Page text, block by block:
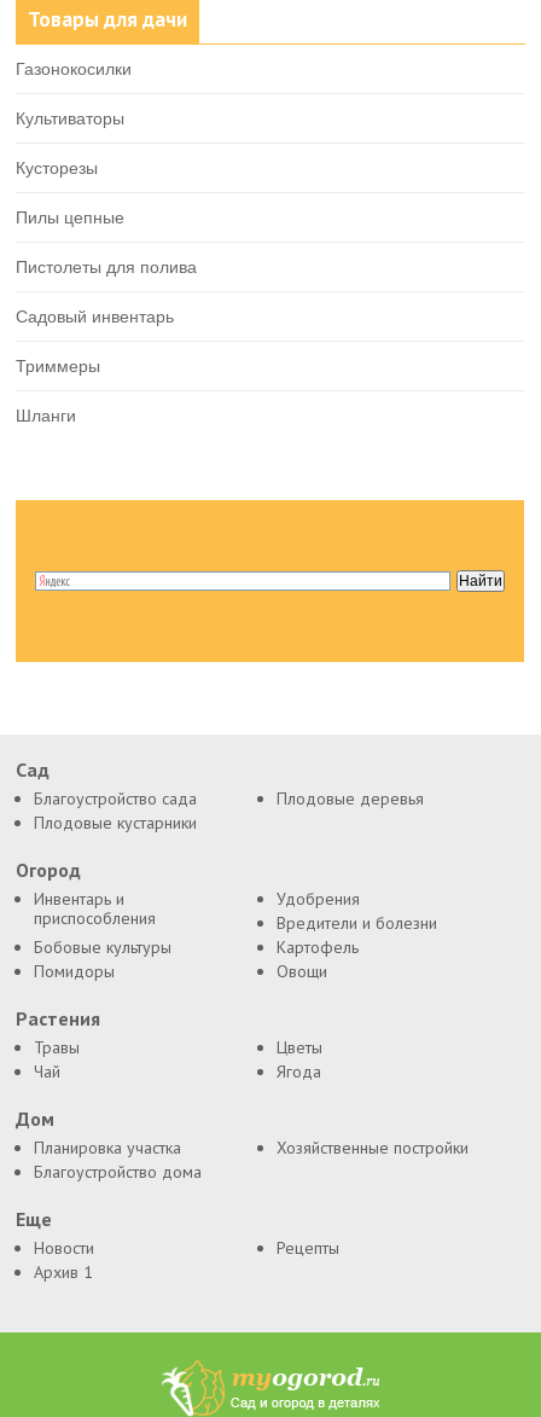
Товары для дачи
Газонокосилки
Культиваторы
Кусторезы
Пилы цепные
Пистолеты для полива
Садовый инвентарь
Триммеры
Шланги
Сад
Благоустройство сада
Плодовые деревья
Плодовые кустарники
Огород
Инвентарь и
приспособления
Удобрения
Вредители и болезни
Бобовые культуры
Картофель
Помидоры
Овощи
Растения
Травы
Цветы
Чай
Ягода
Дом
Планировка участка
Хозяйственные постройки
Благоустройство дома
Еще
Новости
Рецепты
Архив 1